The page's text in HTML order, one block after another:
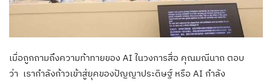
เมื่อถูกถามถึงความท้าทายของ AI ในวงการสื่อ คุณมณีนาถ ตอบ
ว่า เรากำลังก้าวเข้าสู่ยุคของปัญญาประดิษฐ์ หรือ AI กำลัง